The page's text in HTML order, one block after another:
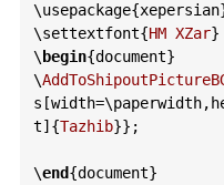
\usepackage{xepersian
\settextfont{HM XZar}
\ begin{document}
\
s [width=\paperwidth,
t]{Tazhib}};
\end{document